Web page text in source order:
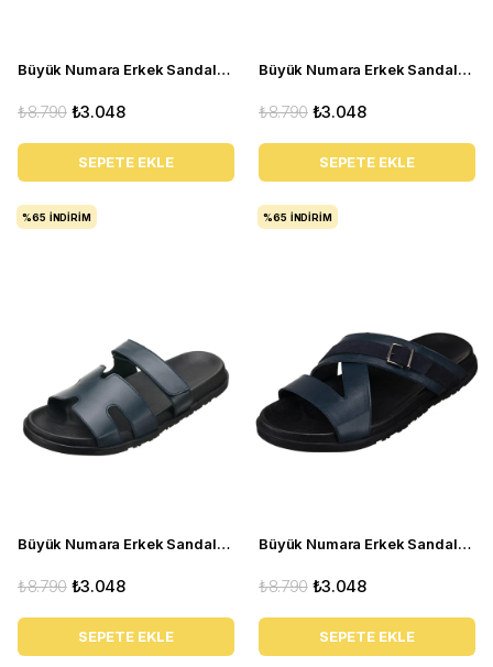
Büyük Numara Erkek Sandalet Terlik -PASA104 Bordo
₺3.048
₺8.790
SEPETE EKLE
Büyük Numara Erkek Sandalet Terlik - PASA108 Antrasit
₺3.048
₺8.790
SEPETE EKLE
Büyük Numara Erkek Sandalet Terlik - PASA108 Lacivert
₺3.048
₺8.790
SEPETE EKLE
%65 İNDIRIM
Büyük Numara Erkek Sandalet Terlik - PASA107 Lacivert
₺3.048
₺8.790
SEPETE EKLE
%65 İNDIRIM